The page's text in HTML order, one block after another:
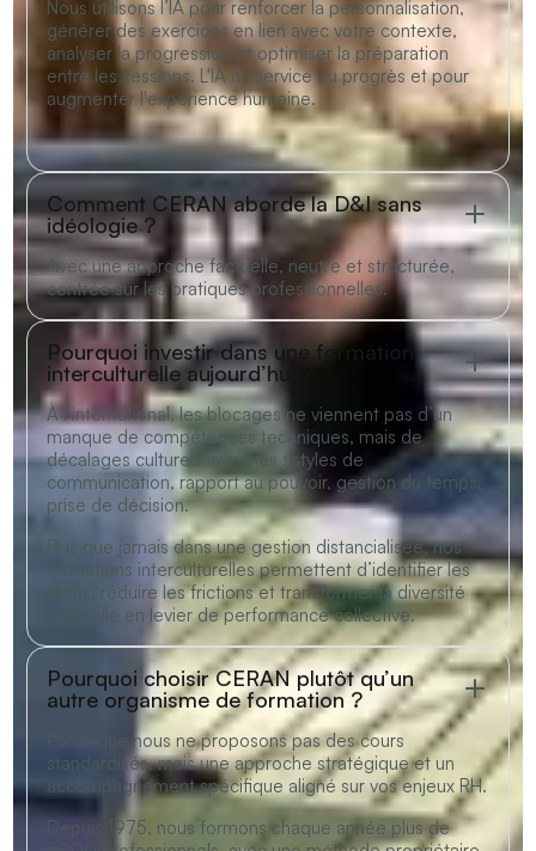
Nous utilisons l’IA pour renforcer la personnalisation,
générer des exercices en lien avec votre contexte,
analyser la progression et optimiser la préparation
entre les sessions. L'IA au service du progrès et pour
augmenter l'expérience humaine.
Comment CERAN aborde la D&I sans
idéologie ?
Avec une approche factuelle, neutre et structurée,
centrée sur les pratiques professionnelles.
Pourquoi investir dans une formation
interculturelle aujourd’hui ?
À l’international, les blocages ne viennent pas d’un
manque de compétences techniques, mais de
décalages culturels invisibles : styles de
communication, rapport au pouvoir, gestion du temps,
prise de décision.
Plus que jamais dans une gestion distancialisée, nos
formations interculturelles permettent d’identifier les
freins, réduire les frictions et transformer la diversité
culturelle en levier de performance collective.
Pourquoi choisir CERAN plutôt qu’un
autre organisme de formation ?
Parce que nous ne proposons pas des cours
standardisés, mais une approche stratégique et un
accompagnement spécifique aligné sur vos enjeux RH.
Depuis 1975, nous formons chaque année plus de